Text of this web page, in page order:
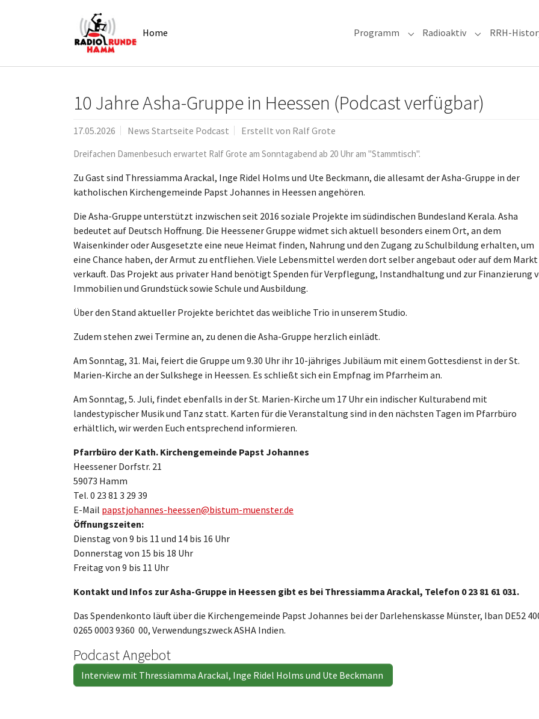
Home Programm Submenu for "Programm"
Radioaktiv Submenu for
RRH-
10 Jahre Asha-Gruppe in Heessen (Podcast verfügbar)
17.05.2026 News Startseite Podcast Erstellt von Ralf Grote
Dreifachen Damenbesuch erwartet Ralf Grote am Sonntagabend ab 20 Uhr am "Stammtisch".
Zu Gast sind Thressiamma Arackal, Inge Ridel Holms und Ute Beckmann, die allesamt der Asha-Gruppe in der
katholischen Kirchengemeinde Papst Johannes in Heessen angehören.
Die Asha-Gruppe unterstützt inzwischen seit 2016 soziale Projekte im südindischen Bundesland Kerala. Asha
bedeutet auf Deutsch Hoffnung. Die Heessener Gruppe widmet sich aktuell besonders einem Ort, an dem
Waisenkinder oder Ausgesetzte eine neue Heimat finden, Nahrung und den Zugang zu Schulbildung erhalten, um
eine Chance haben, der Armut zu entfliehen. Viele Lebensmittel werden dort selber angebaut oder auf dem Markt
verkauft. Das Projekt aus privater Hand benötigt Spenden für Verpflegung, Instandhaltung und zur Finanzierung
Immobilien und Grundstück sowie Schule und Ausbildung.
Über den Stand aktueller Projekte berichtet das weibliche Trio in unserem Studio.
Zudem stehen zwei Termine an, zu denen die Asha-Gruppe herzlich einlädt.
Am Sonntag, 31. Mai, feiert die Gruppe um 9.30 Uhr ihr 10-jähriges Jubiläum mit einem Gottesdienst in der St.
Marien-Kirche an der Sulkshege in Heessen. Es schließt sich ein Empfnag im Pfarrheim an.
Am Sonntag, 5. Juli, findet ebenfalls in der St. Marien-Kirche um 17 Uhr ein indischer Kulturabend mit
landestypischer Musik und Tanz statt. Karten für die Veranstaltung sind in den nächsten Tagen im Pfarrbüro
erhältlich, wir werden Euch entsprechend informieren.
Pfarrbüro der Kath. Kirchengemeinde Papst Johannes
Heessener Dorfstr. 21
59073 Hamm
Tel. 0 23 81 3 29 39
E-Mail papstjohannes-heessen@bistum-muenster.de
Öffnungszeiten:
Dienstag von 9 bis 11 und 14 bis 16 Uhr
Donnerstag von 15 bis 18 Uhr
Freitag von 9 bis 11 Uhr
Kontakt und Infos zur Asha-Gruppe in Heessen gibt es bei Thressiamma Arackal, Telefon 0 23 81 61 031.
Das Spendenkonto läuft über die Kirchengemeinde Papst Johannes bei der Darlehenskasse Münster, Iban DE52
0265 0003 9360 00, Verwendungszweck ASHA Indien.
Podcast Angebot
Interview mit Thressiamma Arackal, Inge Ridel Holms und Ute Beckmann